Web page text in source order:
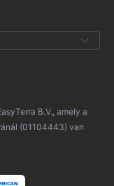
B.V., amely a
(01104443) van